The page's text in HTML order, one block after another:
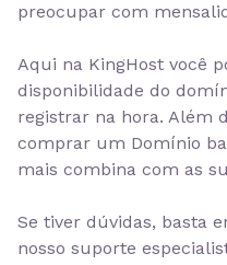
preocupar com
Aqui na KingHost você
disponibilidade do
registrar na hora. Além
comprar um Domínio
mais combina com as
Se tiver dúvidas, basta
nosso suporte